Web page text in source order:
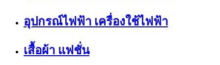
อุปกรณ์ไฟฟ้า เครื่องใช้ไฟฟ้า
เสื้อผ้า แฟชั่น